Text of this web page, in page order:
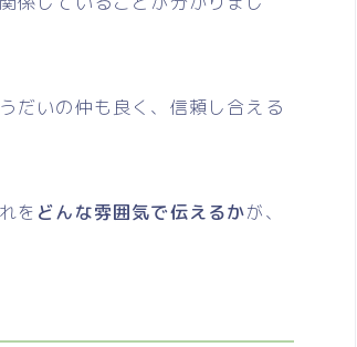
だいの仲も良く、信頼し合える
を どんな雰囲気で伝えるかが、